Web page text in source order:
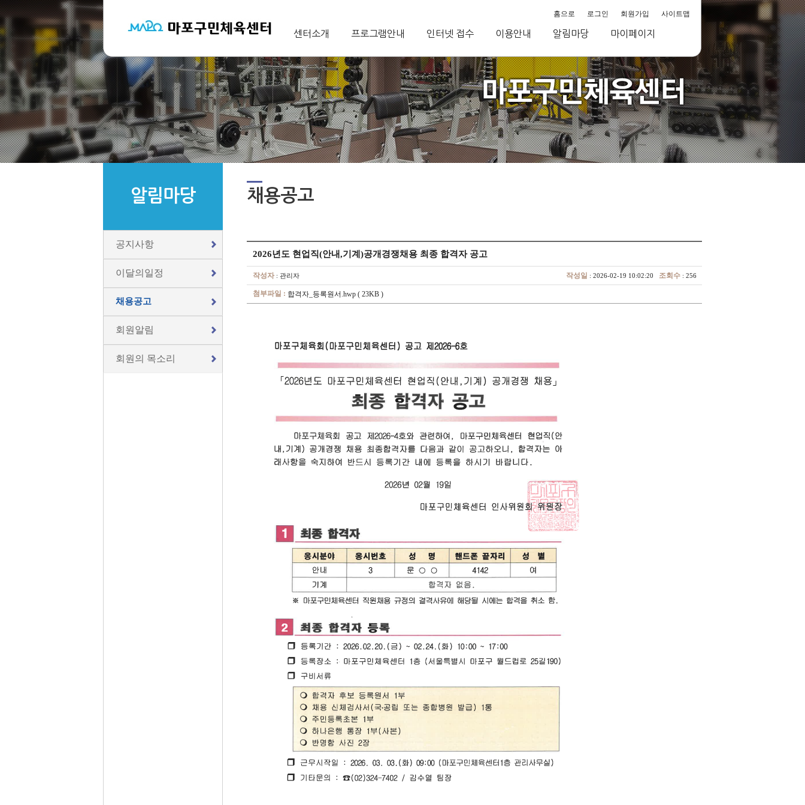
홈으로 로그인 회원가입 사이트맵
센터소개 프로그램안내 인터넷 접수 이용안내 알림마당 마이페이지
알림마당
공지사항
이달의일정
채용공고
회원알림
회원의 목소리
채용공고
2026년도 현업직(안내,기계)공개경쟁채용 최종 합격자 공고
작성자 : 관리자 작성일 : 2026-02-19 10:02:20 조회수 : 256
첨부파일 : 합격자_등록원서.hwp ( 23KB )